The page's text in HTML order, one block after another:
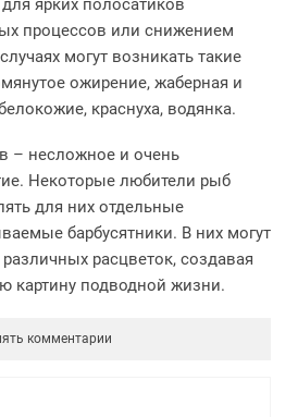
ярких полосатиков
процессов или снижением
могут возникать такие
ожирение, жаберная и
краснуха, водянка.
– несложное и очень
Некоторые любители рыб
для них отдельные
барбусятники. В них могут
расцветок, создавая
картину подводной жизни.
комментарии